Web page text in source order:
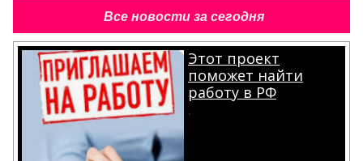
Все новости за сегодня
Этот проект
поможет найти
работу в РФ
.